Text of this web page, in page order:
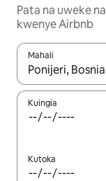
Pata na uweke
kwenye Airbnb
Mahali
Wakati matokeo
Kuingia
Kutoka